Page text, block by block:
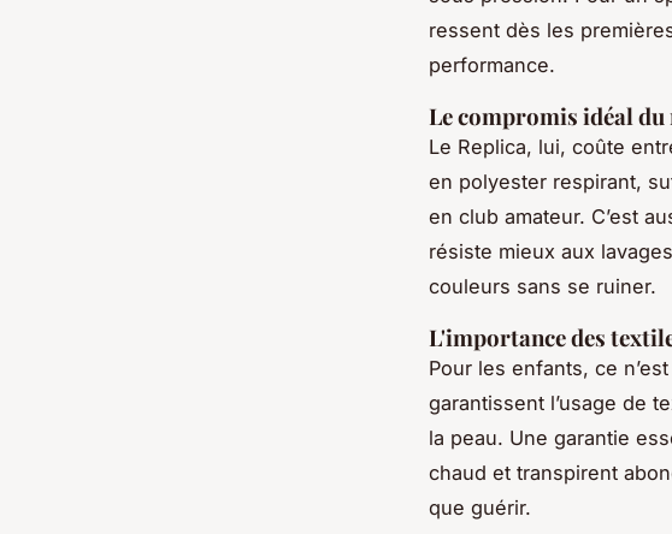
ressent dès les
performance.
Le compromis idéal du
Le Replica, lui, coûte
en polyester respirant,
en club amateur. C’est
résiste mieux aux
couleurs sans se ruiner.
L'importance des
Pour les enfants, ce
garantissent l’usage de
la peau. Une garantie
chaud et transpirent
que guérir.